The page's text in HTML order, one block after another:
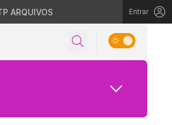
ARQUIVOS Entrar